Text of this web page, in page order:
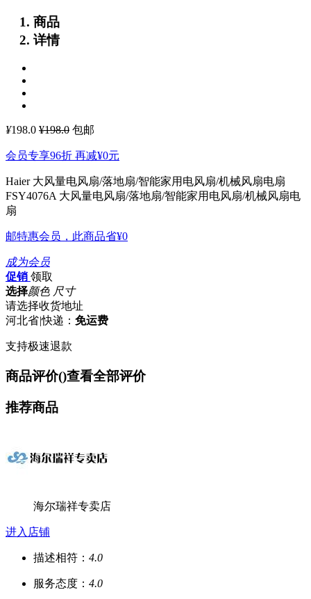
商品
详情
¥198.0 ¥198.0 包邮
会员专享96折 再减¥0元
Haier 大风量电风扇/落地扇/智能家用电风扇/机械风扇电扇
FSY4076A 大风量电风扇/落地扇/智能家用电风扇/机械风扇电
扇
邮特惠会员，此商品省¥0
成为会员
促销 领取
选择颜色 尺寸
请选择收货地址
河北省|快递： 免运费
支持极速退款
商品评价()查看全部评价
推荐商品
海尔瑞祥专卖店
进入店铺
描述相符： 4.0
服务态度： 4.0